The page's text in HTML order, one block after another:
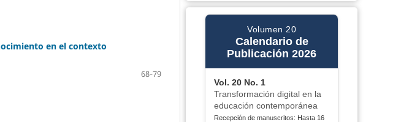
en el contexto
68‐79
Volumen 20
Calendario de
Publicación 2026
Vol. 20 No. 1
Transformación digital en la
educación contemporánea
Recepción de manuscritos: Hasta 16